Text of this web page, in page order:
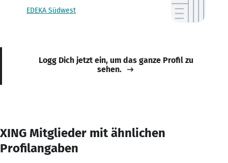
EDEKA Südwest
Logg Dich jetzt ein, um das ganze Profil zu
sehen.
XING Mitglieder mit ähnlichen
Profilangaben